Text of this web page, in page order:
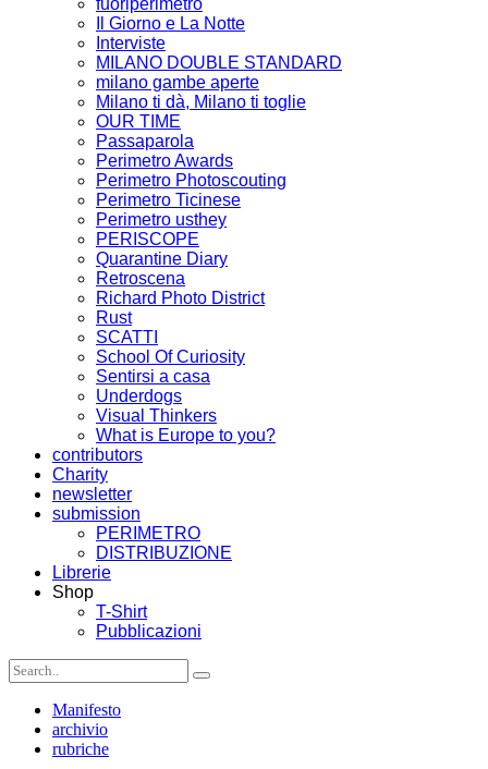
fuoriperimetro
Il Giorno e La Notte
Interviste
MILANO DOUBLE STANDARD
milano gambe aperte
Milano ti dà, Milano ti toglie
OUR TIME
Passaparola
Perimetro Awards
Perimetro Photoscouting
Perimetro Ticinese
Perimetro usthey
PERISCOPE
Quarantine Diary
Retroscena
Richard Photo District
Rust
SCATTI
School Of Curiosity
Sentirsi a casa
Underdogs
Visual Thinkers
What is Europe to you?
contributors
Charity
newsletter
submission
PERIMETRO
DISTRIBUZIONE
Librerie
Shop
T-Shirt
Pubblicazioni
Manifesto
archivio
rubriche